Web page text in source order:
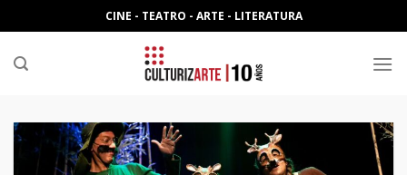
to
content
CINE - TEATRO - ARTE - LITERATURA